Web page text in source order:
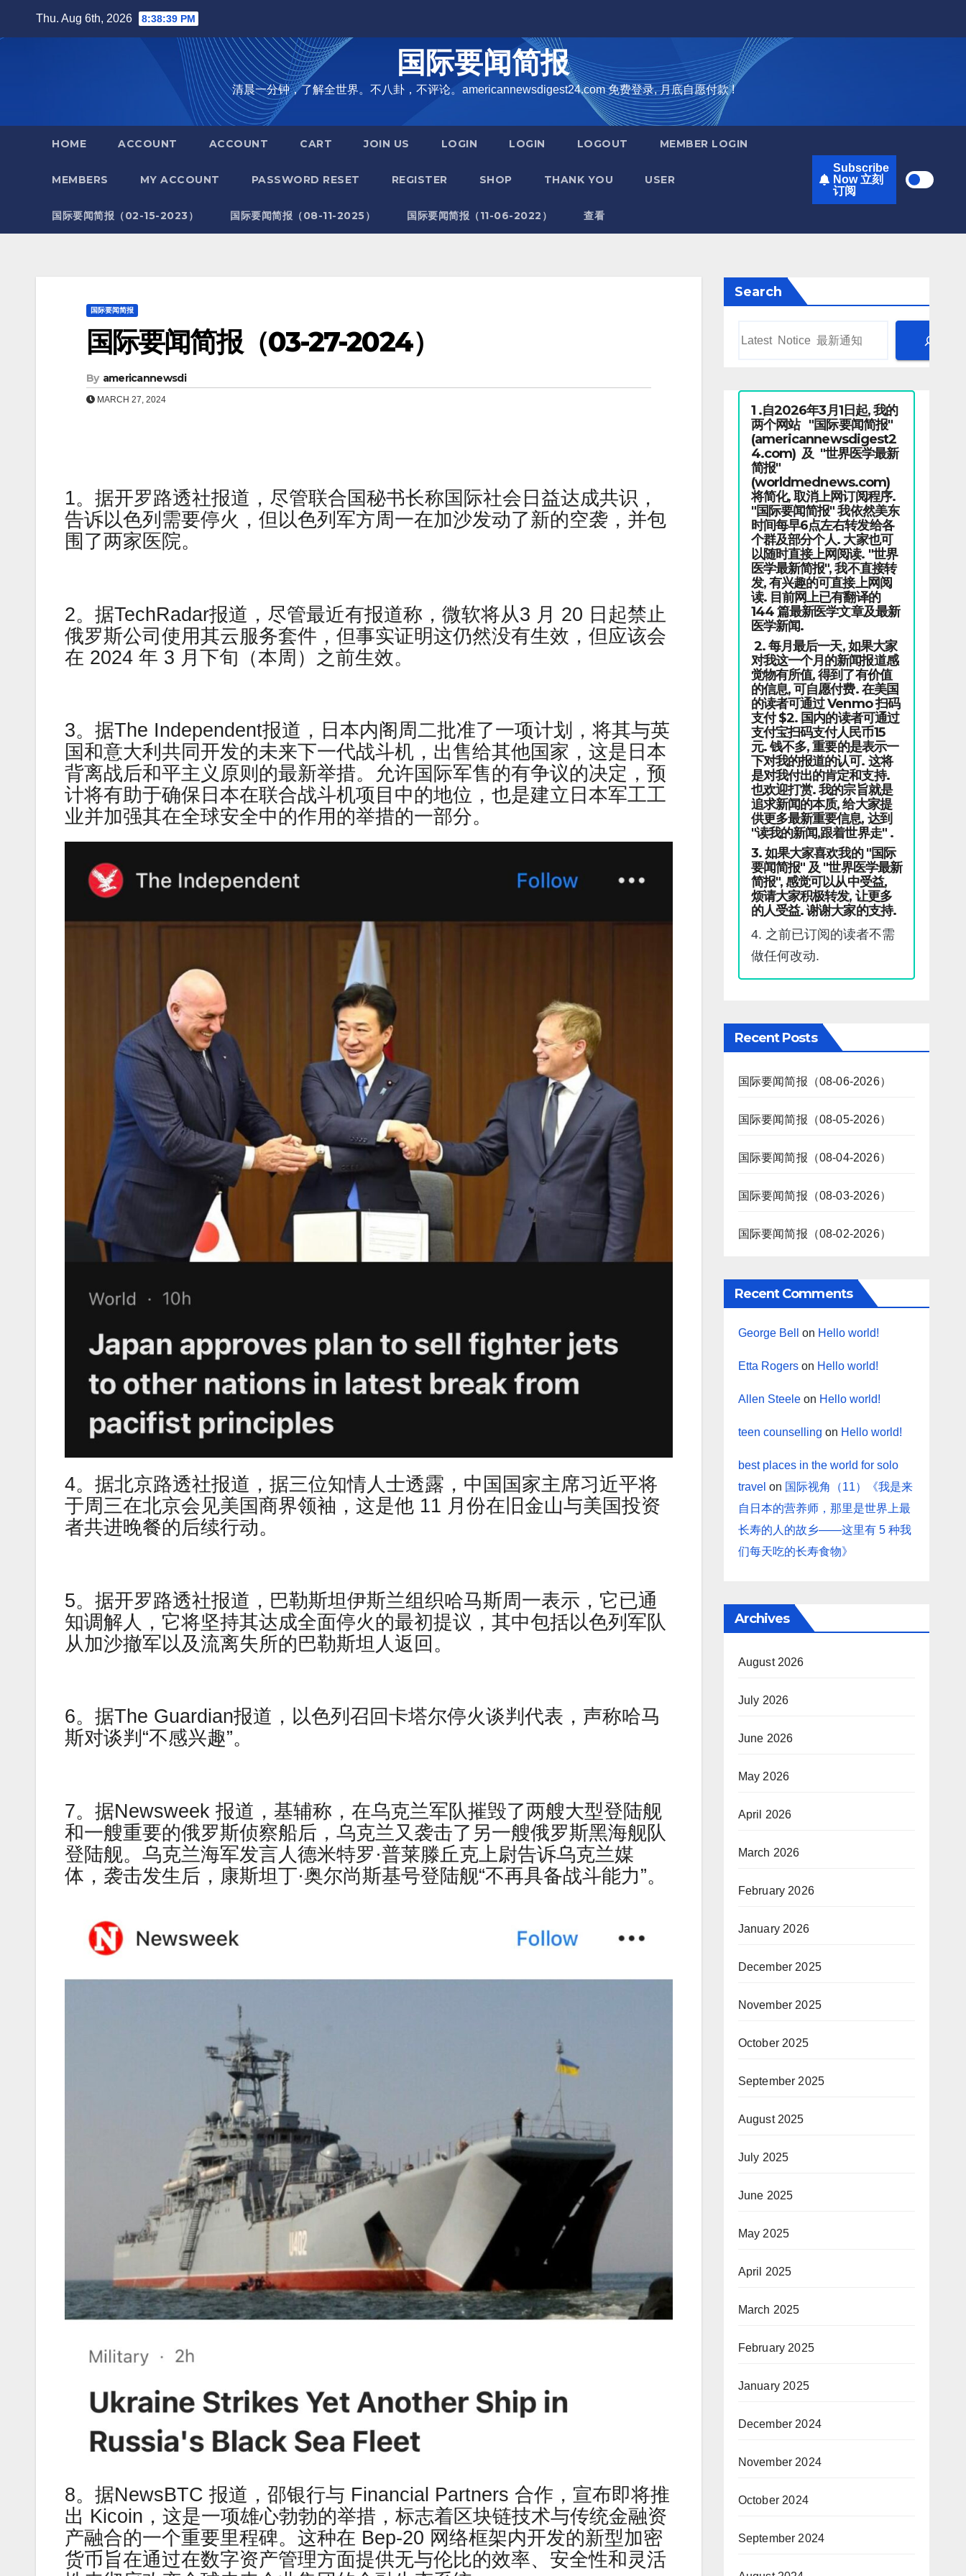
Thu. Aug 6th, 2026 8:38:40 PM
国际要闻简报
清晨一分钟，了解全世界。不八卦，不评论。americannewsdigest24.com 免费登录, 月底自愿付款 !
HOME ACCOUNT ACCOUNT CART JOIN US LOGIN LOGIN LOGOUT MEMBER LOGIN
MEMBERS MY ACCOUNT PASSWORD RESET REGISTER SHOP THANK YOU USER
国际要闻简报（02-15-2023） 国际要闻简报（08-11-2025） 国际要闻简报（11-06-2022） 查看
Subscribe
Now 立刻
订阅
国际要闻简报
国际要闻简报（03-27-2024）
By americannewsdi
MARCH 27, 2024
1。据开罗路透社报道，尽管联合国秘书长称国际社会日益达成共识，
告诉以色列需要停火，但以色列军方周一在加沙发动了新的空袭，并包
围了两家医院。
2。据TechRadar报道，尽管最近有报道称，微软将从3 月 20 日起禁止
俄罗斯公司使用其云服务套件，但事实证明这仍然没有生效，但应该会
在 2024 年 3 月下旬（本周）之前生效。
3。据The Independent报道，日本内阁周二批准了一项计划，将其与英
国和意大利共同开发的未来下一代战斗机，出售给其他国家，这是日本
背离战后和平主义原则的最新举措。允许国际军售的有争议的决定，预
计将有助于确保日本在联合战斗机项目中的地位，也是建立日本军工工
业并加强其在全球安全中的作用的举措的一部分。
4。据北京路透社报道，据三位知情人士透露，中国国家主席习近平将
于周三在北京会见美国商界领袖，这是他 11 月份在旧金山与美国投资
者共进晚餐的后续行动。
5。据开罗路透社报道，巴勒斯坦伊斯兰组织哈马斯周一表示，它已通
知调解人，它将坚持其达成全面停火的最初提议，其中包括以色列军队
从加沙撤军以及流离失所的巴勒斯坦人返回。
6。据The Guardian报道，以色列召回卡塔尔停火谈判代表，声称哈马
斯对谈判“不感兴趣”。
7。据Newsweek 报道，基辅称，在乌克兰军队摧毁了两艘大型登陆舰
和一艘重要的俄罗斯侦察船后，乌克兰又袭击了另一艘俄罗斯黑海舰队
登陆舰。乌克兰海军发言人德米特罗·普莱滕丘克上尉告诉乌克兰媒
体，袭击发生后，康斯坦丁·奥尔尚斯基号登陆舰“不再具备战斗能力”。
8。据NewsBTC 报道，邵银行与 Financial Partners 合作，宣布即将推
出 Kicoin，这是一项雄心勃勃的举措，标志着区块链技术与传统金融资
产融合的一个重要里程碑。这种在 Bep-20 网络框架内开发的新型加密
货币旨在通过在数字资产管理方面提供无与伦比的效率、安全性和灵活
Search
1 .自2026年3月1日起, 我的
两个网站 "国际要闻简报"
(americannewsdigest2
4.com) 及 "世界医学最新
简报"
(worldmednews.com)
将简化, 取消上网订阅程序.
"国际要闻简报" 我依然美东
时间每早6点左右转发给各
个群及部分个人. 大家也可
以随时直接上网阅读. "世界
医学最新简报", 我不直接转
发, 有兴趣的可直接上网阅
读. 目前网上已有翻译的
144 篇最新医学文章及最新
医学新闻.
2. 每月最后一天, 如果大家
对我这一个月的新闻报道感
觉物有所值, 得到了有价值
的信息, 可自愿付费. 在美国
的读者可通过 Venmo 扫码
支付 $2. 国内的读者可通过
支付宝扫码支付人民币15
元. 钱不多, 重要的是表示一
下对我的报道的认可. 这将
是对我付出的肯定和支持.
也欢迎打赏. 我的宗旨就是
追求新闻的本质, 给大家提
供更多最新重要信息, 达到
"读我的新闻,跟着世界走" .
3. 如果大家喜欢我的 "国际
要闻简报" 及 "世界医学最新
简报", 感觉可以从中受益,
烦请大家积极转发, 让更多
的人受益. 谢谢大家的支持.
4. 之前已订阅的读者不需
做任何改动.
Recent Posts
国际要闻简报（08-06-2026）
国际要闻简报（08-05-2026）
国际要闻简报（08-04-2026）
国际要闻简报（08-03-2026）
国际要闻简报（08-02-2026）
Recent Comments
George Bell on Hello world!
Etta Rogerson Hello world!
Allen Steeleon Hello world!
teen counselling on Hello world!
best places in the world for solo
travel on 国际视角（11）《我是来
自日本的营养师，那里是世界上最
长寿的人的故乡——这里有 5 种我
们每天吃的长寿食物》
Archives
August 2026
July 2026
June 2026
May 2026
April 2026
March 2026
February 2026
January 2026
December 2025
November 2025
October 2025
September 2025
August 2025
July 2025
June 2025
May 2025
April 2025
March 2025
February 2025
January 2025
December 2024
November 2024
October 2024
September 2024